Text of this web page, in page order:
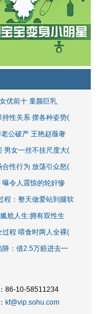
优前十 童颜巨乳
性关系 摆各种姿势(
公破产 王艳赵薇奢
男女一丝不挂尺度大(
性行为 放荡引众怒(
令人震惊的轮奸惨
程：整天做爱站到腿软
尬人生:拥有双性生
程 喂食时两人全裸(
：借2.5万赔进去一
86-10-58511234
kf@vip.sohu.com